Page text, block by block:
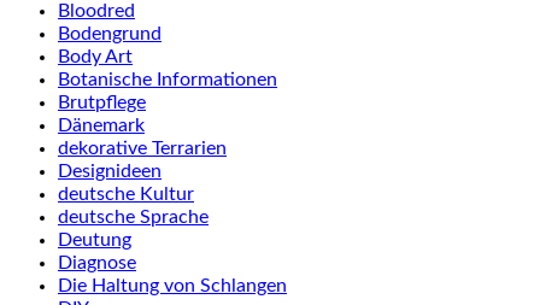
Bloodred
Bodengrund
Body Art
Botanische Informationen
Brutpflege
Dänemark
dekorative Terrarien
Designideen
deutsche Kultur
deutsche Sprache
Deutung
Diagnose
Die Haltung von Schlangen